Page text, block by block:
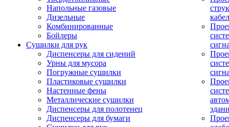
Напольные газовые
Дизельные
Комбинированные
Бойлеры
Сушилки для рук
Диспенсеры для сидений
Урны для мусора
Погружные сушилки
Пластиковые сушилки
Настенные фены
Металлические сушилки
Диспенсеры для полотенец
Диспенсеры для бумаги